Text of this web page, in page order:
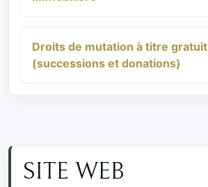
Droits de mutation à titre gratuit
(successions et donations)
SITE WEB